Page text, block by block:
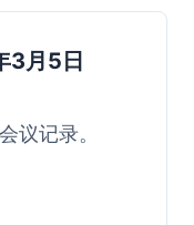
3月5日
议记录。